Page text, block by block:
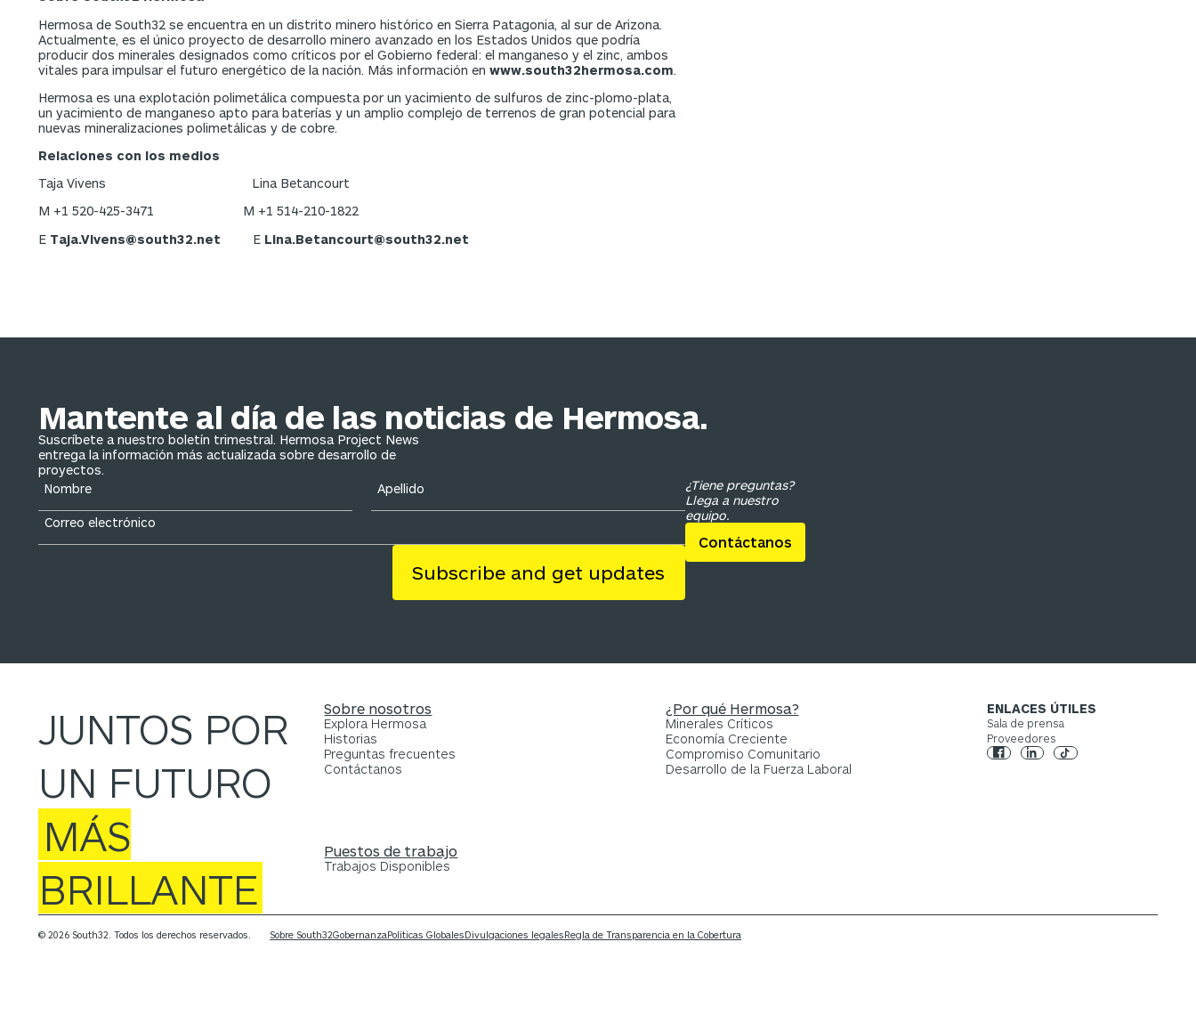
Hermosa de South32 se encuentra en un distrito minero histórico en Sierra Patagonia, al sur de Arizona.
Actualmente, es el único proyecto de desarrollo minero avanzado en los Estados Unidos que podría
producir dos minerales designados como críticos por el Gobierno federal: el manganeso y el zinc, ambos
vitales para impulsar el futuro energético de la nación. Más información en www.south32hermosa.com.
Hermosa es una explotación polimetálica compuesta por un yacimiento de sulfuros de zinc-plomo-plata,
un yacimiento de manganeso apto para baterías y un amplio complejo de terrenos de gran potencial para
nuevas mineralizaciones polimetálicas y de cobre.
Relaciones con los medios
Taja Vivens Lina Betancourt
M +1 520-425-3471 M +1 514-210-1822
E Taja.Vivens@south32.net E Lina.Betancourt@south32.net
Mantente al día de las noticias de Hermosa.
Suscríbete a nuestro boletín trimestral. Hermosa Project News
entrega la información más actualizada sobre desarrollo de
proyectos.
¿Tiene preguntas?
Llega a nuestro
equipo.
Contáctanos
JUNTOS POR
UN FUTURO
MÁS
BRILLANTE
Sobre nosotros
Explora Hermosa
Historias
Preguntas frecuentes
Contáctanos
¿Por qué Hermosa?
Minerales Críticos
Economía Creciente
Compromiso Comunitario
Desarrollo de la Fuerza Laboral
Puestos de trabajo
Trabajos Disponibles
ENLACES ÚTILES
Sala de prensa
Proveedores
© 2026 South32. Todos los derechos reservados. Sobre South32GobernanzaPolíticas GlobalesDivulgaciones legalesRegla de Transparencia en la Cobertura